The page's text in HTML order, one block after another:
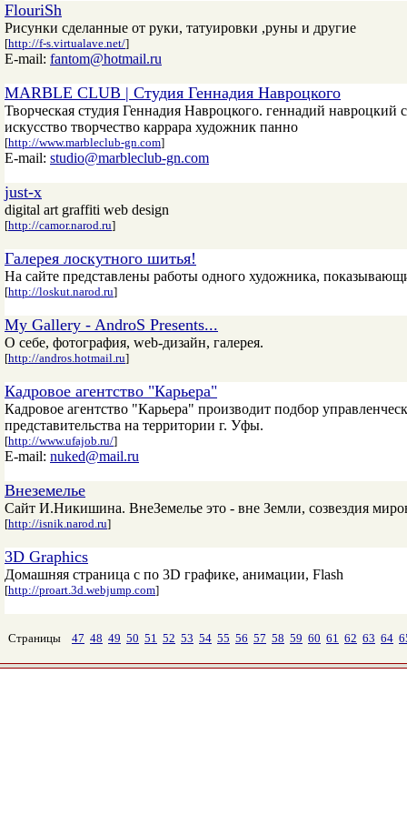
FlouriSh
Рисунки сделанные от руки, татуировки ,руны и другие
[http://f-s.virtualave.net/]
E-mail: fantom@hotmail.ru
MARBLE CLUB | Студия Геннадия Навроцкого
Творческая студия Геннадия Навроцкого. геннадий навроцкий
искусство творчество каррара художник панно
[http://www.marbleclub-gn.com]
E-mail: studio@marbleclub-gn.com
just-x
digital art graffiti web design
[http://camor.narod.ru]
Галерея лоскутного шитья!
На сайте представлены работы одного художника,
[http://loskut.narod.ru]
My Gallery - AndroS Presents...
О себе, фотография, web-дизайн, галерея.
[http://andros.hotmail.ru]
Кадровое агентство "Карьера"
Кадровое агентство "Карьера" производит подбор
представительства на территории г. Уфы.
[http://www.ufajob.ru/]
E-mail: nuked@mail.ru
Внеземелье
Сайт И.Никишина. ВнеЗемелье это - вне Земли, созвездия
[http://isnik.narod.ru]
3D Graphics
Домашняя страница с по 3D графике, анимации, Flash
[http://proart.3d.webjump.com]
Страницы 47 48 49 50 51 52 53 54 55 56 57 58 59 60 61 62 63 64